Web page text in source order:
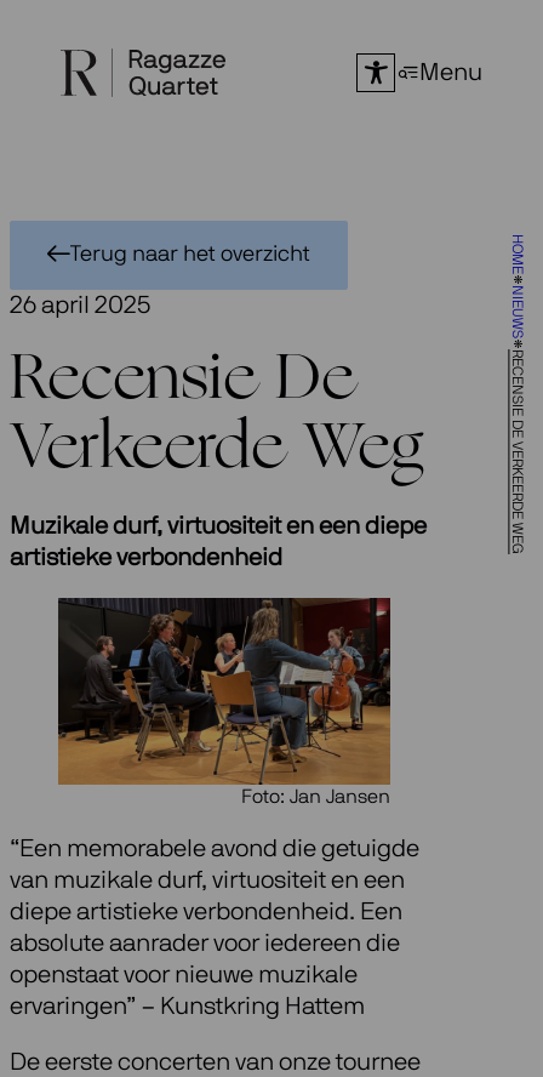
HOME
NIEUWS
RECENSIE DE VERKEERDE WEG
Menu
26 april 2025
Terug naar het overzicht
Recensie De
Verkeerde Weg
Muzikale durf, virtuositeit en een diepe
artistieke verbondenheid
Foto: Jan Jansen
“Een memorabele avond die getuigde
van muzikale durf, virtuositeit en een
diepe artistieke verbondenheid. Een
absolute aanrader voor iedereen die
openstaat voor nieuwe muzikale
ervaringen” – Kunstkring Hattem
De eerste concerten van onze tournee